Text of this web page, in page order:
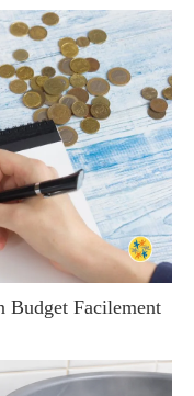
Budget Facilement